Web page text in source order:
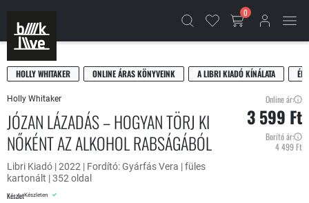
0
HOLLY WHITAKER ONLINE ÁRAS KÖNYVEINK A LIBRI KIADÓ KÍNÁLATA
Holly Whitaker
JÓZAN LÁZADÁS – HOGYAN TÖRJ KI
NŐKÉNT AZ ALKOHOL RABSÁGÁBÓL
Libri Kiadó | 2022 | Fordító: Gyárfás Vera | füles
kartonált | 352 oldal
KészletKészleten
Online ár:
3 599 Ft
Borító ár:
4 499 Ft